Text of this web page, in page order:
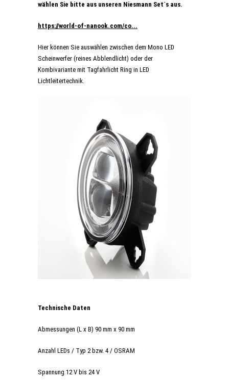
wählen Sie bitte aus unseren Niesmann Set`s aus.
https://world-of-nanook.com/co...
Hier können Sie auswählen zwischen dem Mono LED
Scheinwerfer (reines Abblendlicht) oder der
Kombivariante mit Tagfahrlicht Ring in LED
Lichtleitertechnik.
Technische Daten
Abmessungen (L x B) 90 mm x 90 mm
Anzahl LEDs / Typ 2 bzw. 4 / OSRAM
Spannung 12 V bis 24 V